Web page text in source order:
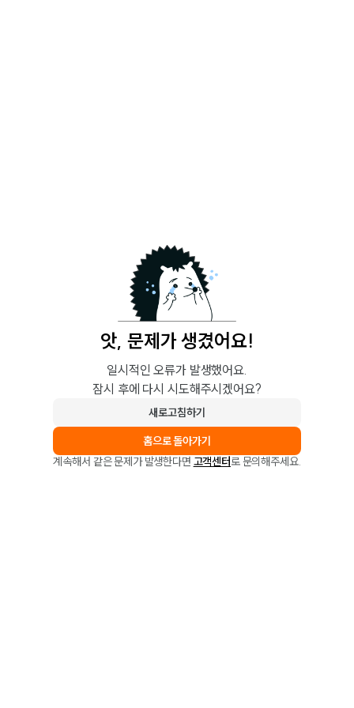
앗, 문제가 생겼어요!
일시적인 오류가 발생했어요.
잠시 후에 다시 시도해주시겠어요?
새로고침하기
홈으로 돌아가기
계속해서 같은 문제가 발생한다면 고객센터로 문의해주세요.